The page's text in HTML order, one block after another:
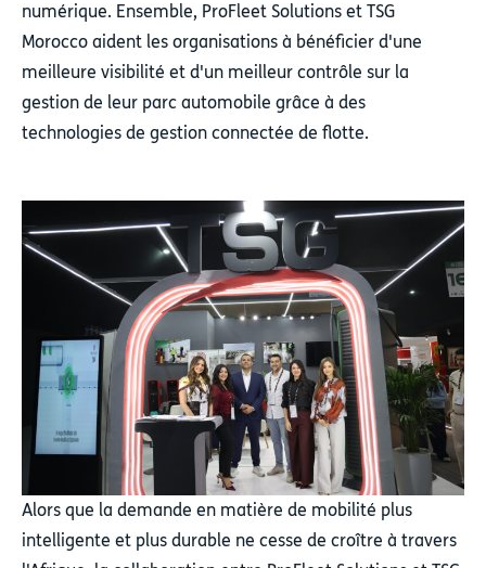
numérique. Ensemble, ProFleet Solutions et TSG
Morocco aident les organisations à bénéficier d'une
meilleure visibilité et d'un meilleur contrôle sur la
gestion de leur parc automobile grâce à des
technologies de gestion connectée de flotte.
Alors que la demande en matière de mobilité plus
intelligente et plus durable ne cesse de croître à travers